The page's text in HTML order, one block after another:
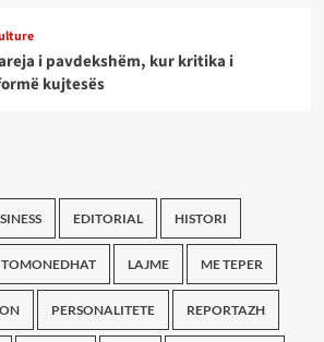
i pavdekshëm, kur kritika i
kujtesës
EDITORIAL HISTORI
LAJME ME TEPER
PERSONALITETE REPORTAZH